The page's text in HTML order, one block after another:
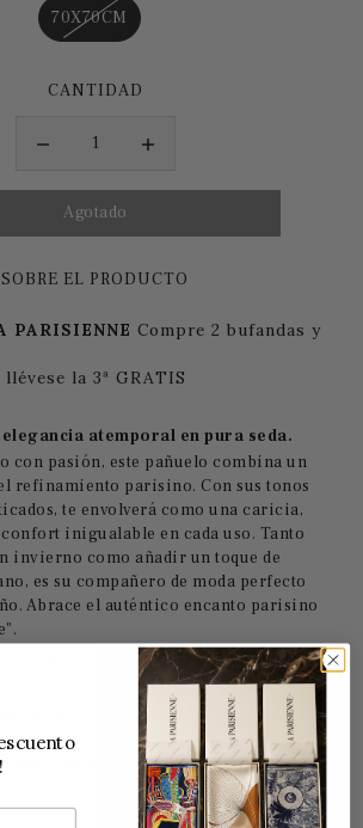
70X70CM
CANTIDAD
EL PRODUCTO
PARISIENNE Compre 2 bufandas y
llévese la 3ª GRATIS
atemporal en pura seda.
con pasión, este pañuelo combina un
refinamiento parisino. Con sus tonos
te envolverá como una caricia,
inigualable en cada uso. Tanto
invierno como añadir un toque de
es su compañero de moda perfecto
Abrace el auténtico encanto parisino
debe realizarse a baja temperatura
Acabado de gama alta